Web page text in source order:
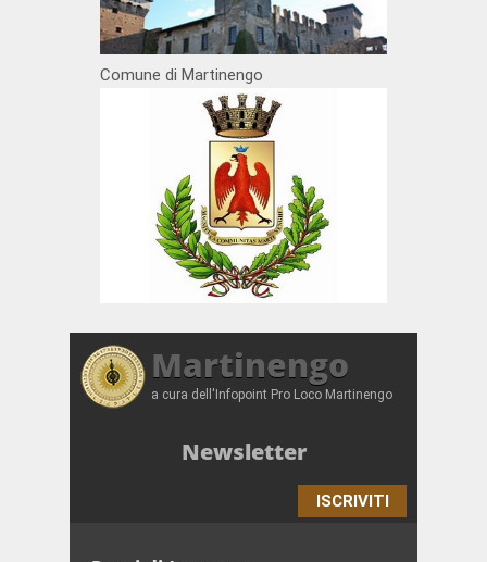
Comune di Martinengo
Martinengo
a cura dell'Infopoint Pro Loco Martinengo
Newsletter
ISCRIVITI